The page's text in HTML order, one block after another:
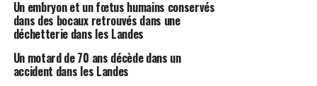
Un embryon et un fœtus humains conservés
dans des bocaux retrouvés dans une
déchetterie dans les Landes
Un motard de 70 ans décède dans un
accident dans les Landes